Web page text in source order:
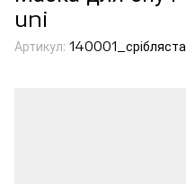
uni
Артикул: 140001_срібляста